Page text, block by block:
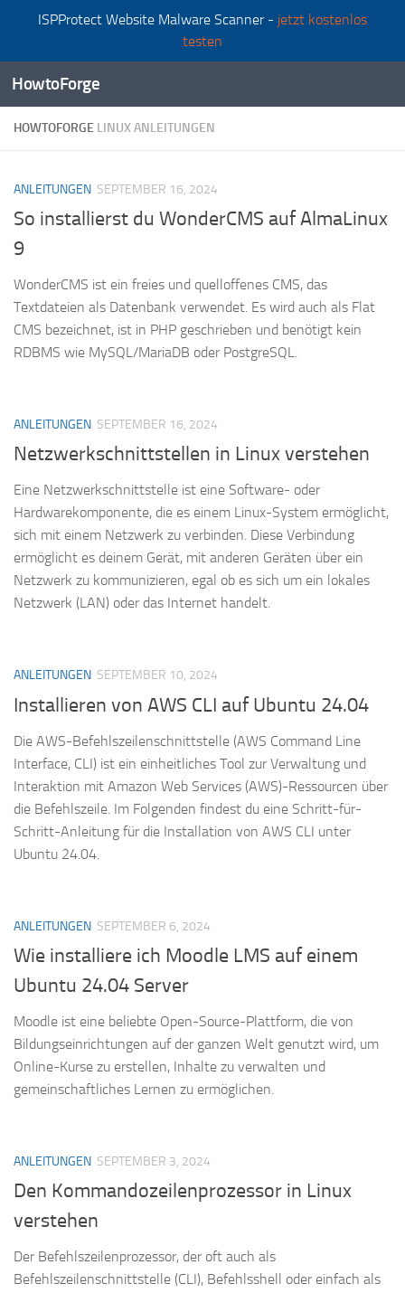
ISPProtect Website Malware Scanner - jetzt kostenlos
testen
Zum Inhalt springen
HowtoForge
HOWTOFORGE LINUX ANLEITUNGEN
ANLEITUNGEN SEPTEMBER 16, 2024
So installierst du WonderCMS auf AlmaLinux
9
WonderCMS ist ein freies und quelloffenes CMS, das
Textdateien als Datenbank verwendet. Es wird auch als Flat
CMS bezeichnet, ist in PHP geschrieben und benötigt kein
RDBMS wie MySQL/MariaDB oder PostgreSQL.
ANLEITUNGEN SEPTEMBER 16, 2024
Netzwerkschnittstellen in Linux verstehen
Eine Netzwerkschnittstelle ist eine Software- oder
Hardwarekomponente, die es einem Linux-System ermöglicht,
sich mit einem Netzwerk zu verbinden. Diese Verbindung
ermöglicht es deinem Gerät, mit anderen Geräten über ein
Netzwerk zu kommunizieren, egal ob es sich um ein lokales
Netzwerk (LAN) oder das Internet handelt.
ANLEITUNGEN SEPTEMBER 10, 2024
Installieren von AWS CLI auf Ubuntu 24.04
Die AWS-Befehlszeilenschnittstelle (AWS Command Line
Interface, CLI) ist ein einheitliches Tool zur Verwaltung und
Interaktion mit Amazon Web Services (AWS)-Ressourcen über
die Befehlszeile. Im Folgenden findest du eine Schritt-für-
Schritt-Anleitung für die Installation von AWS CLI unter
Ubuntu 24.04.
ANLEITUNGEN SEPTEMBER 6, 2024
Wie installiere ich Moodle LMS auf einem
Ubuntu 24.04 Server
Moodle ist eine beliebte Open-Source-Plattform, die von
Bildungseinrichtungen auf der ganzen Welt genutzt wird, um
Online-Kurse zu erstellen, Inhalte zu verwalten und
gemeinschaftliches Lernen zu ermöglichen.
ANLEITUNGEN SEPTEMBER 3, 2024
Den Kommandozeilenprozessor in Linux
verstehen
Der Befehlszeilenprozessor, der oft auch als
Befehlszeilenschnittstelle (CLI), Befehlsshell oder einfach als